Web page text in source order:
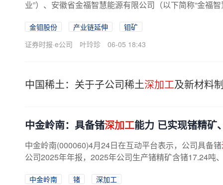
业”）、安徽省金福智慧能源有限公司（以下简称“金福
金钼股份 产业链延伸
钼矿
证券时报·e公司
叶玲珍 06-05 18:43
中国稀土：关于子公司稀土深加工及新材料
中金岭南：具备锗深加工能力 已实现锗精矿
中金岭南(000060)4月24日在互动平台表示，公司具备锗
公司2025年年报，2025年公司生产锗精矿含锗17.24吨
中金岭南 锗
深加工